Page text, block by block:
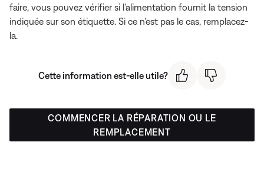
faire, vous pouvez vérifier si l'alimentation fournit la tension
indiquée sur son étiquette. Si ce n'est pas le cas, remplacez-
la.
Cette information est-elle utile?
COMMENCER LA RÉPARATION OU LE
REMPLACEMENT